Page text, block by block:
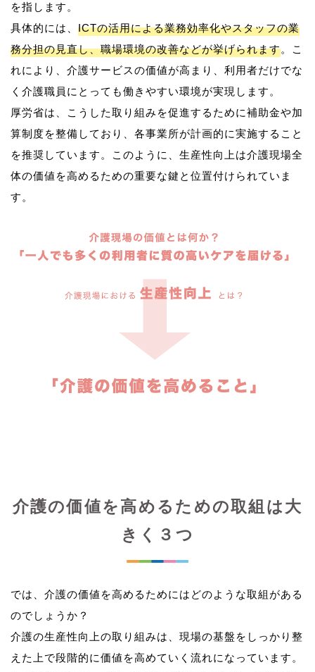
を指します。
具体的には、 ICTの活用による業務効率化やスタッフの業
務分担の見直し、職場環境の改善などが挙げられます。こ
れにより、介護サービスの価値が高まり、利用者だけでな
く介護職員にとっても働きやすい環境が実現します。
厚労省は、こうした取り組みを促進するために補助金や加
算制度を整備しており、各事業所が計画的に実施すること
を推奨しています。このように、生産性向上は介護現場全
体の価値を高めるための重要な鍵と位置付けられていま
介護の価値を高めるための取組は大
きく３つ
では、介護の価値を高めるためにはどのような取組がある
のでしょうか？
介護の生産性向上の取り組みは、現場の基盤をしっかり整
えた上で段階的に価値を高めていく流れになっています。